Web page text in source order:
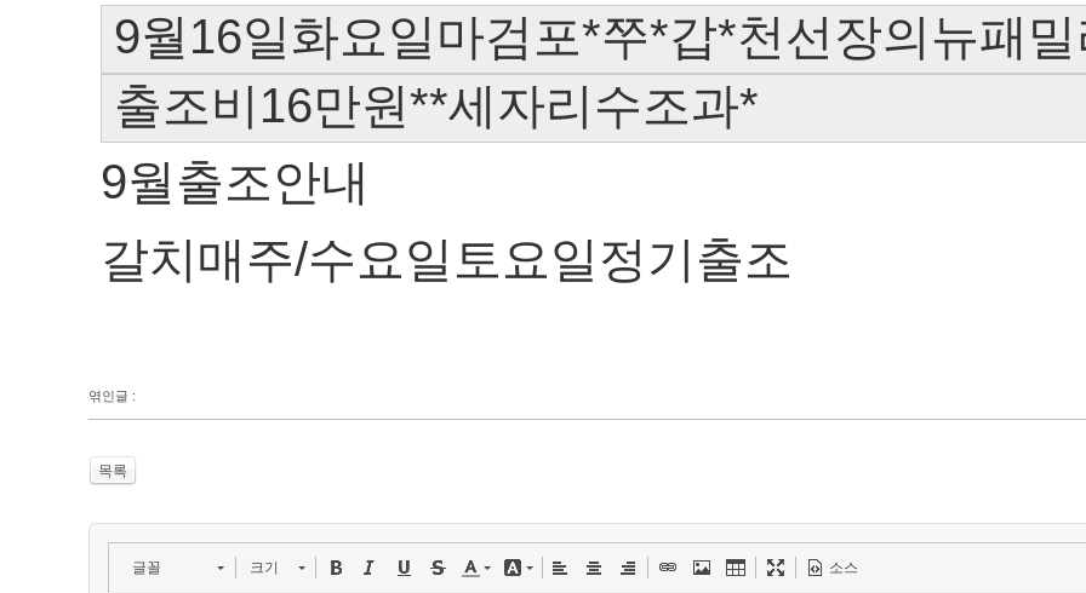
9월16일화요일마검포*쭈*갑*천선장의뉴패
출조비16만원**세자리수조과*
9월출조안내
갈치매주/수요일토요일정기출조
엮인글 :
목록
글꼴 크기 소스